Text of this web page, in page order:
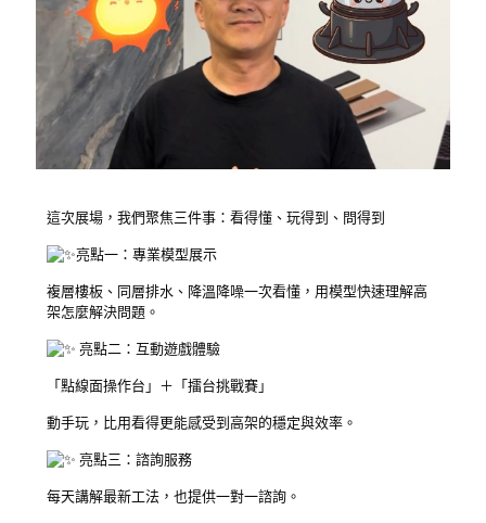
這次展場，我們聚焦三件事：看得懂、玩得到、問得到
亮點一：專業模型展示
複層樓板、同層排水、降溫降噪一次看懂，用模型快速理解高
架怎麼解決問題。
亮點二：互動遊戲體驗
「點線面操作台」＋「擂台挑戰賽」
動手玩，比用看得更能感受到高架的穩定與效率。
亮點三：諮詢服務
每天講解最新工法，也提供一對一諮詢。